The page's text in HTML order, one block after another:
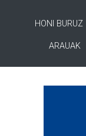
HONI BURUZ
ARAUAK